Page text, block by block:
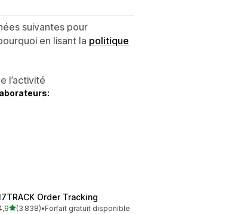
suivantes pour
en lisant la politique
l’activité
Order Tracking
étoile(s) sur 5
(3 838)•Forfait gratuit disponible